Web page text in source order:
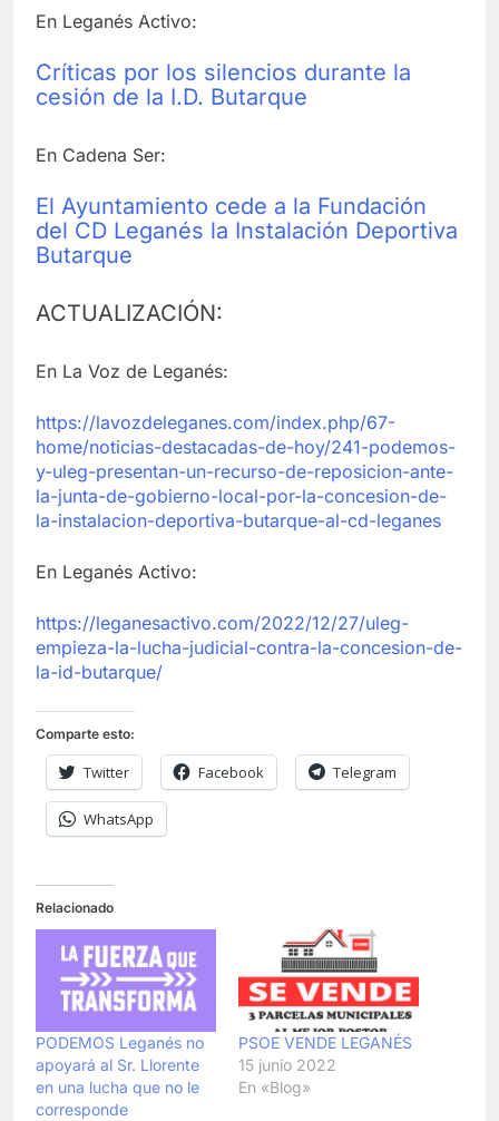
En Leganés Activo:
Críticas por los silencios durante la
cesión de la I.D. Butarque
En Cadena Ser:
El Ayuntamiento cede a la Fundación
del CD Leganés la Instalación Deportiva
Butarque
ACTUALIZACIÓN:
En La Voz de Leganés:
https://lavozdeleganes.com/index.php/67-
home/noticias-destacadas-de-hoy/241-podemos-
y-uleg-presentan-un-recurso-de-reposicion-ante-
la-junta-de-gobierno-local-por-la-concesion-de-
la-instalacion-deportiva-butarque-al-cd-leganes
En Leganés Activo:
https://leganesactivo.com/2022/12/27/uleg-
empieza-la-lucha-judicial-contra-la-concesion-de-
la-id-butarque/
Comparte esto:
Twitter Facebook Telegram
WhatsApp
Relacionado
PODEMOS Leganés no
apoyará al Sr. Llorente
en una lucha que no le
corresponde
PSOE VENDE LEGANÉS
15 junio 2022
En «Blog»